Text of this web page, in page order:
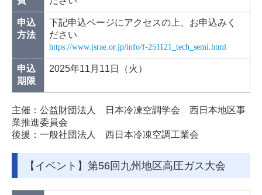
申込
方法
下記申込ページにアクセスの上、お申込みく
ださい
https://www.jsrae.or.jp/info/f-251121_tech_semi.html
申込
期限
2025年11月11日（火）
主催：公益財団法人 日本冷凍空調学会 西日本地区事
業推進委員会
後援：一般社団法人 西日本冷凍空調工業会
【イベント】第56回九州地区高圧ガス大会